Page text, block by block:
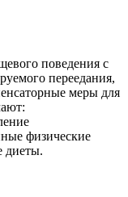
поведения с
переедания,
меры для
физические
диеты.